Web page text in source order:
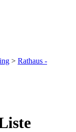
> Rathaus -